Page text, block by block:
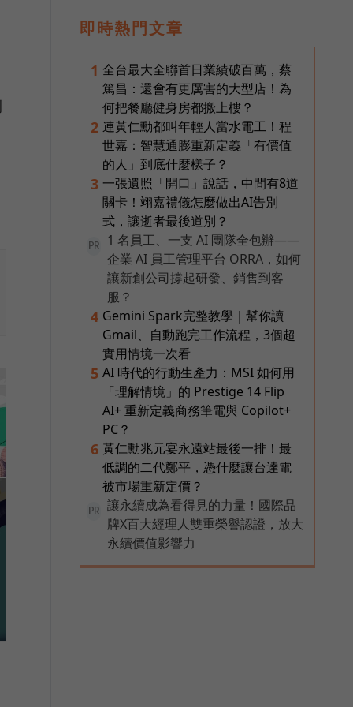
即時熱門文章
1 全台最大全聯首日業績破百萬，蔡
篤昌：還會有更厲害的大型店！為
何把餐廳健身房都搬上樓？
2 連黃仁勳都叫年輕人當水電工！程
世嘉：智慧通膨重新定義「有價值
的人」到底什麼樣子？
3 一張遺照「開口」說話，中間有8道
關卡！翊嘉禮儀怎麼做出AI告別
式，讓逝者最後道別？
PR
1 名員工、一支 AI 團隊全包辦——
企業 AI 員工管理平台 ORRA，如何
讓新創公司撐起研發、銷售到客
服？
4 Gemini Spark完整教學｜幫你讀
Gmail、自動跑完工作流程，3個超
實用情境一次看
5 AI 時代的行動生產力：MSI 如何用
「理解情境」的 Prestige 14 Flip
AI+ 重新定義商務筆電與 Copilot+
PC？
6 黃仁勳兆元宴永遠站最後一排！最
低調的二代鄭平，憑什麼讓台達電
被市場重新定價？
PR
讓永續成為看得見的力量！國際品
牌X百大經理人雙重榮譽認證，放大
永續價值影響力